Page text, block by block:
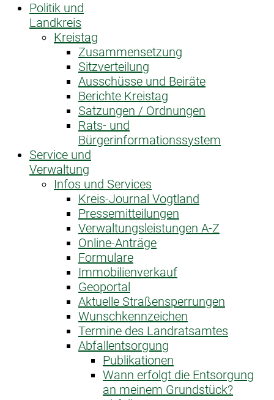
Politik und
Landkreis
Kreistag
Zusammensetzung
Sitzverteilung
Ausschüsse und Beiräte
Berichte Kreistag
Satzungen / Ordnungen
Rats- und
Bürgerinformationssystem
Service und
Verwaltung
Infos und Services
Kreis-Journal Vogtland
Pressemitteilungen
Verwaltungsleistungen A-Z
Online-Anträge
Formulare
Immobilienverkauf
Geoportal
Aktuelle Straßensperrungen
Wunschkennzeichen
Termine des Landratsamtes
Abfallentsorgung
Publikationen
Wann erfolgt die Entsorgung
an meinem Grundstück?